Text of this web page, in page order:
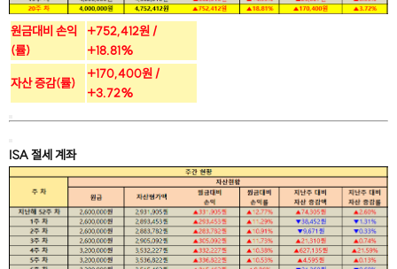
원금대비 손익
(률)
+752,412원 /
+18.81%
자산 증감(률)
+170,400원 /
+3.72%
ISA 절세 계좌